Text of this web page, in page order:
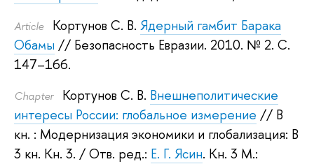
Article Кортунов С. В. Ядерный гамбит Барака
Обамы // Безопасность Евразии. 2010. № 2. С.
147–166.
Сhapter Кортунов С. В. Внешнеполитические
интересы России: глобальное измерение // В
кн. : Модернизация экономики и глобализация: В
3 кн. Кн. 3. / Отв. ред.: Е. Г. Ясин. Кн. 3 М.: